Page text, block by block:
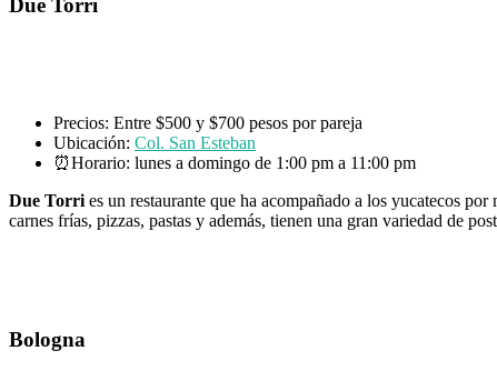
Precios: Entre $500 y $700 pesos por pareja
Ubicación: Col. San Esteban
⏰Horario: lunes a domingo de 1:00 pm a 11:00 pm
Due Torri es un restaurante que ha acompañado a los yucatecos
carnes frías, pizzas, pastas y además, tienen una gran variedad de
Bologna